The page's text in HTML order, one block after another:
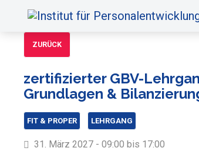
ZURÜCK
zertifizierter GBV-
Grundlagen &
FIT & PROPER LEHRGANG
31. März 2027 - 09:00 bis 17:00